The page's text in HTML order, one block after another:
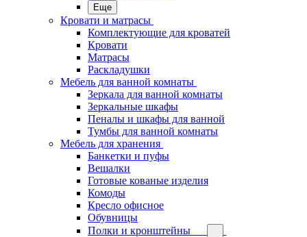
Еще
Кровати и матрасы
Комплектующие для кроватей
Кровати
Матрасы
Раскладушки
Мебель для ванной комнаты
Зеркала для ванной комнаты
Зеркальные шкафы
Пеналы и шкафы для ванной
Тумбы для ванной комнаты
Мебель для хранения
Банкетки и пуфы
Вешалки
Готовые кованые изделия
Комоды
Кресло офисное
Обувницы
Полки и кронштейны